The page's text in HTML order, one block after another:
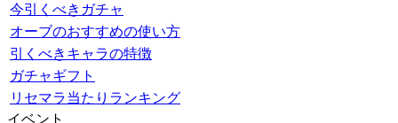
今引くべきガチャ
オーブのおすすめの使い方
引くべきキャラの特徴
ガチャギフト
リセマラ当たりランキング
イベント